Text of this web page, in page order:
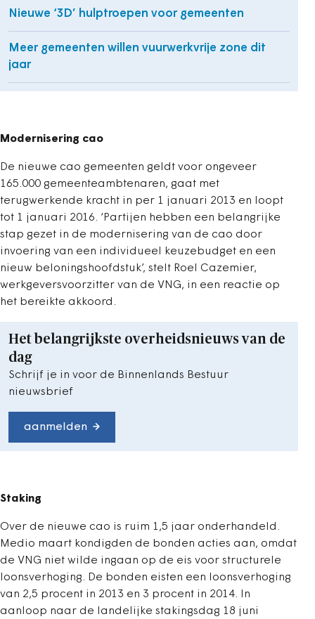
Nieuwe ‘3D’ hulptroepen voor gemeenten
Meer gemeenten willen vuurwerkvrije zone dit
jaar
Modernisering cao
De nieuwe cao gemeenten geldt voor ongeveer
165.000 gemeenteambtenaren, gaat met
terugwerkende kracht in per 1 januari 2013 en loopt
tot 1 januari 2016. ‘Partijen hebben een belangrijke
stap gezet in de modernisering van de cao door
invoering van een individueel keuzebudget en een
nieuw beloningshoofdstuk’, stelt Roel Cazemier,
werkgeversvoorzitter van de VNG, in een reactie op
het bereikte akkoord.
Het belangrijkste overheidsnieuws van de
dag
Schrijf je in voor de Binnenlands Bestuur
nieuwsbrief
aanmelden
Staking
Over de nieuwe cao is ruim 1,5 jaar onderhandeld.
Medio maart kondigden de bonden acties aan, omdat
de VNG niet wilde ingaan op de eis voor structurele
loonsverhoging. De bonden eisten een loonsverhoging
van 2,5 procent in 2013 en 3 procent in 2014. In
aanloop naar de landelijke stakingsdag 18 juni